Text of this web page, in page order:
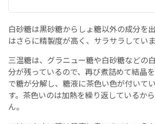
白砂糖は黒砂糖からしょ糖以外の成分を
はさらに精製度が高く、サラサラしていま
三温糖は、グラニュー糖や白砂糖などの
分が残っているので、再び煮詰めて結晶
で糖が分解し、糖液に茶色い色が付いて
す。茶色いのは加熱を繰り返しているか
ん。